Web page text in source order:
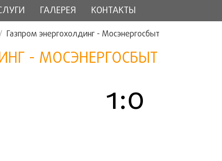
ГАЛЕРЕЯ КОНТАКТЫ
Газпром энергохолдинг - Мосэнергосбыт
- МОСЭНЕРГОСБЫТ
1:0